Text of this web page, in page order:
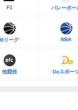
F1 バレーボー
Bリーグ NBA
他競技 Doスポー